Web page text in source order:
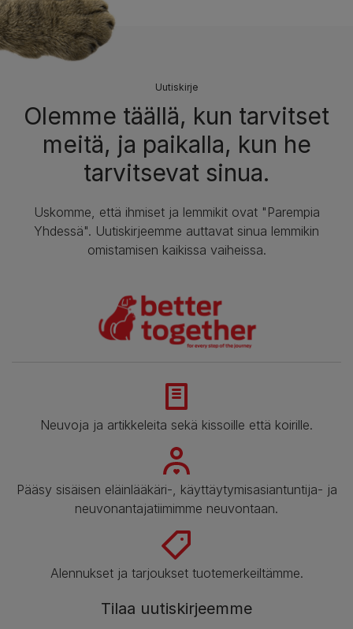
Uutiskirje
Olemme täällä, kun tarvitset
meitä, ja paikalla, kun he
tarvitsevat sinua.
Uskomme, että ihmiset ja lemmikit ovat "Parempia
Yhdessä". Uutiskirjeemme auttavat sinua lemmikin
omistamisen kaikissa vaiheissa.
Neuvoja ja artikkeleita sekä kissoille että koirille.
Pääsy sisäisen eläinlääkäri-, käyttäytymisasiantuntija- ja
neuvonantajatiimimme neuvontaan.
Alennukset ja tarjoukset tuotemerkeiltämme.
Tilaa uutiskirjeemme